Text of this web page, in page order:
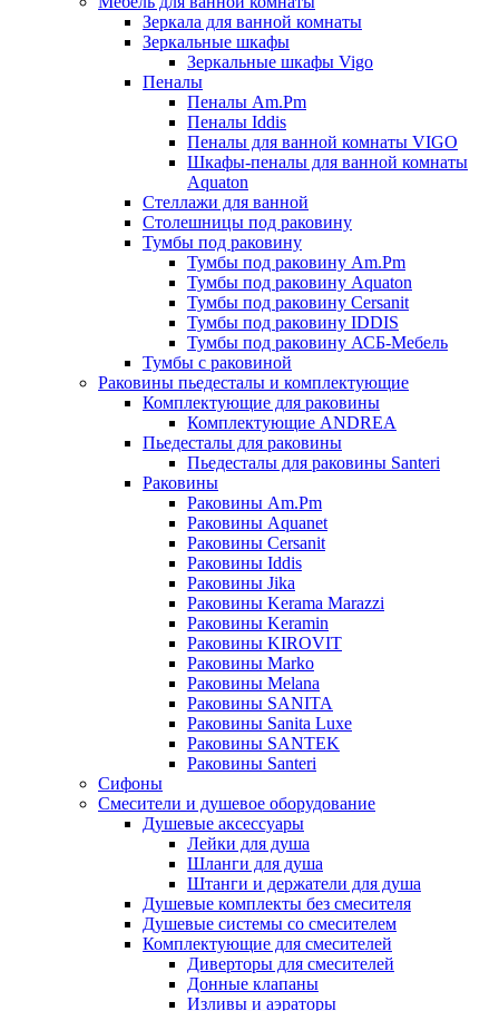
Зеркала для ванной комнаты
Зеркальные шкафы
Зеркальные шкафы Vigo
Пеналы
Пеналы Am.Pm
Пеналы Iddis
Пеналы для ванной комнаты VIGO
Шкафы-пеналы для ванной комнаты
Aquaton
Стеллажи для ванной
Столешницы под раковину
Тумбы под раковину
Тумбы под раковину Am.Pm
Тумбы под раковину Aquaton
Тумбы под раковину Cersanit
Тумбы под раковину IDDIS
Тумбы под раковину АСБ-Мебель
Тумбы с раковиной
Раковины пьедесталы и комплектующие
Комплектующие для раковины
Комплектующие ANDREA
Пьедесталы для раковины
Пьедесталы для раковины Santeri
Раковины
Раковины Am.Pm
Раковины Aquanet
Раковины Cersanit
Раковины Iddis
Раковины Jika
Раковины Kerama Marazzi
Раковины Keramin
Раковины KIROVIT
Раковины Marko
Раковины Melana
Раковины SANITA
Раковины Sanita Luxe
Раковины SANTEK
Раковины Santeri
Сифоны
Смесители и душевое оборудование
Душевые аксессуары
Лейки для душа
Шланги для душа
Штанги и держатели для душа
Душевые комплекты без смесителя
Душевые системы со смесителем
Комплектующие для смесителей
Диверторы для смесителей
Донные клапаны
Изливы и аэраторы